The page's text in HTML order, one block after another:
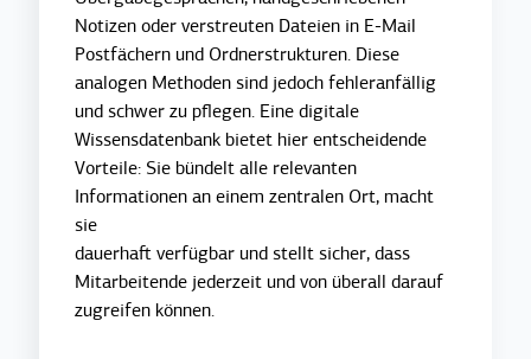
Notizen oder verstreuten Dateien in E-Mail
Postfächern und Ordnerstrukturen. Diese
analogen Methoden sind jedoch fehleranfällig
und schwer zu pflegen. Eine digitale
Wissensdatenbank bietet hier entscheidende
Vorteile: Sie bündelt alle relevanten
Informationen an einem zentralen Ort, macht
sie
dauerhaft verfügbar und stellt sicher, dass
Mitarbeitende jederzeit und von überall darauf
zugreifen können.